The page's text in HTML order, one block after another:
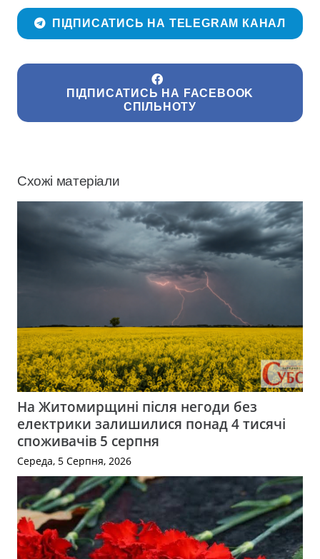
ПІДПИСАТИСЬ НА TELEGRAM КАНАЛ
ПІДПИСАТИСЬ НА FACEBOOK
СПІЛЬНОТУ
Схожі матеріали
На Житомирщині після негоди без
електрики залишилися понад 4 тисячі
споживачів 5 серпня
Середа, 5 Серпня, 2026